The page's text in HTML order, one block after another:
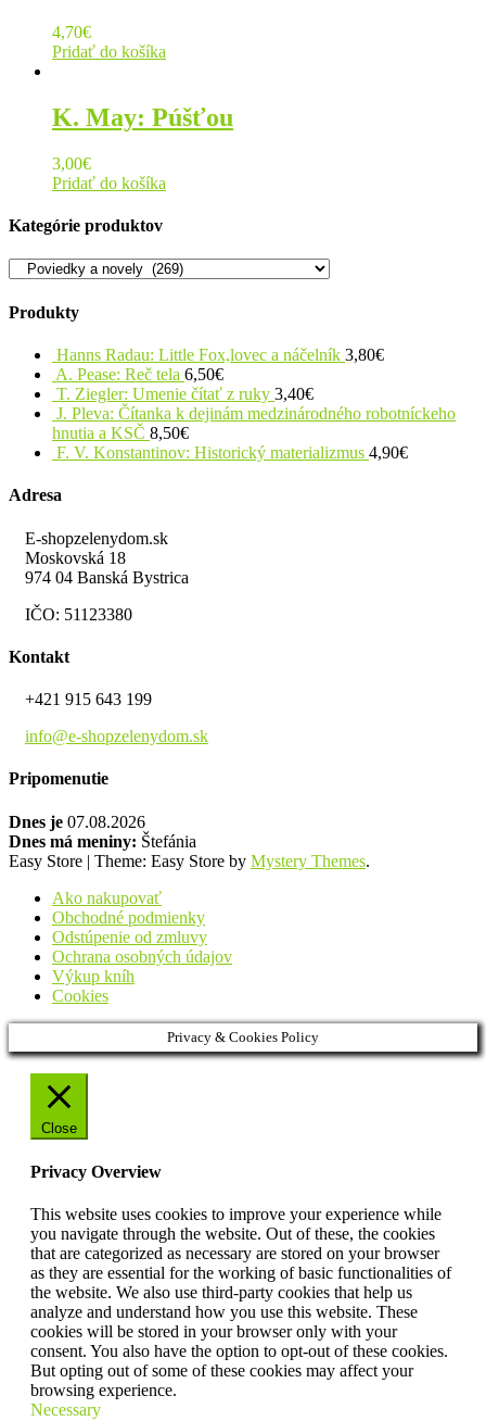
4,70€
Pridať do košíka
K. May: Púšťou
3,00€
Pridať do košíka
Kategórie produktov
Produkty
Hanns Radau: Little Fox,lovec a náčelník 3,80€
A. Pease: Reč tela 6,50€
T. Ziegler: Umenie čítať z ruky 3,40€
J. Pleva: Čítanka k dejinám medzinárodného robotníckeho
hnutia a KSČ 8,50€
F. V. Konstantinov: Historický materializmus 4,90€
Adresa
E-shopzelenydom.sk
Moskovská 18
974 04 Banská Bystrica
IČO: 51123380
Kontakt
+421 915 643 199
info@e-shopzelenydom.sk
Pripomenutie
Dnes je 07.08.2026
Dnes má meniny: Štefánia
Easy Store | Theme: Easy Store by Mystery Themes.
Ako nakupovať
Obchodné podmienky
Odstúpenie od zmluvy
Ochrana osobných údajov
Výkup kníh
Cookies
Privacy & Cookies Policy
Close
Privacy Overview
This website uses cookies to improve your experience while
you navigate through the website. Out of these, the cookies
that are categorized as necessary are stored on your browser
as they are essential for the working of basic functionalities of
the website. We also use third-party cookies that help us
analyze and understand how you use this website. These
cookies will be stored in your browser only with your
consent. You also have the option to opt-out of these cookies.
But opting out of some of these cookies may affect your
browsing experience.
Necessary